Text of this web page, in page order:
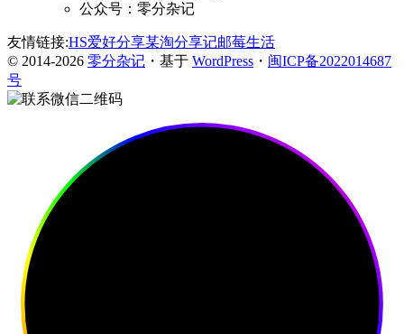
公众号：零分杂记
友情链接:HS爱好分享某淘分享记邮莓生活
© 2014-2026 零分杂记 ・基于 WordPress ・ 闽ICP备2022014687
号